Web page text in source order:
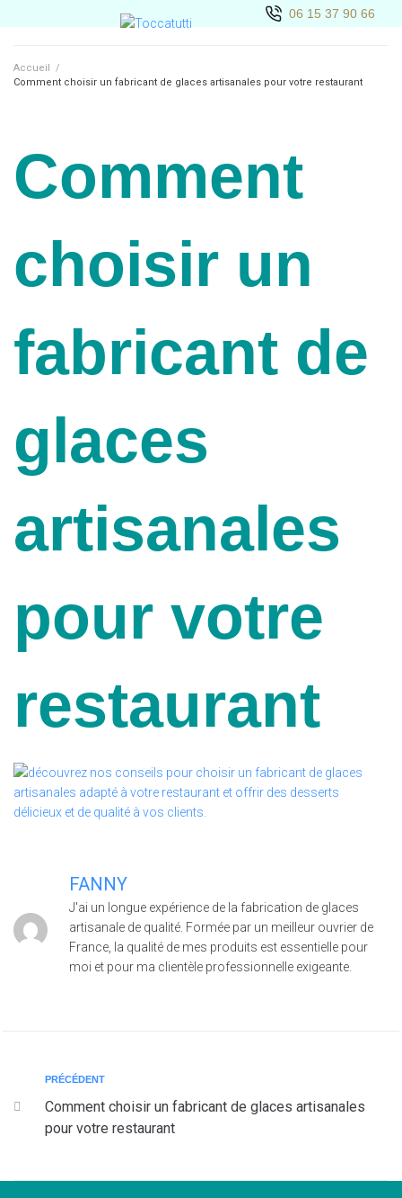
06 15 37 90 66
Accueil /
Comment choisir un fabricant de glaces artisanales pour votre restaurant
Comment
choisir un
fabricant de
glaces
artisanales
pour votre
restaurant
FANNY
J'ai un longue expérience de la fabrication de glaces
artisanale de qualité. Formée par un meilleur ouvrier de
France, la qualité de mes produits est essentielle pour
moi et pour ma clientèle professionnelle exigeante.
PRÉCÉDENT
Comment choisir un fabricant de glaces artisanales
pour votre restaurant